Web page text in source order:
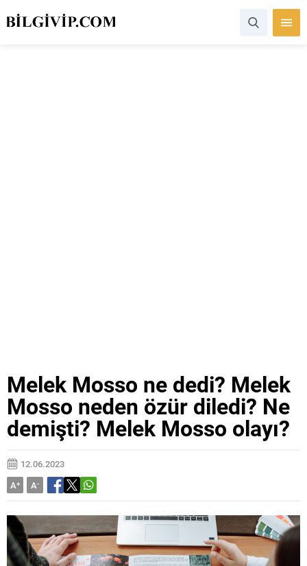
Melek Mosso ne dedi? Melek
Mosso neden özür diledi? Ne
demişti? Melek Mosso olayı?
12.06.2023
A+ A-